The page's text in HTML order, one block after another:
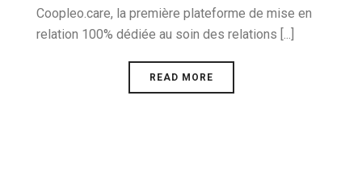
Coopleo.care, la première plateforme de mise en
relation 100% dédiée au soin des relations [...]
READ MORE